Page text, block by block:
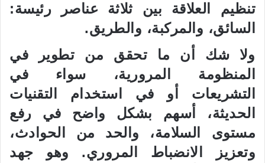
تنظيم العلاقة بين ثلاثة عناصر رئيسة:
السائق، والمركبة، والطريق.
ولا شك أن ما تحقق من تطوير في
المنظومة المرورية، سواء في
التشريعات أو في استخدام التقنيات
الحديثة، أسهم بشكل واضح في رفع
مستوى السلامة، والحد من الحوادث،
وتعزيز الانضباط المروري. وهو جهد